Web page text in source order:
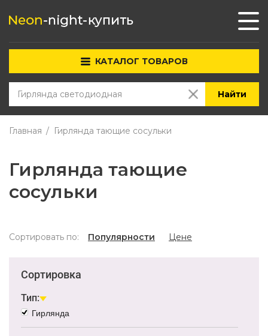
КАТАЛОГ ТОВАРОВ
Найти
Главная Гирлянда тающие сосульки
Гирлянда тающие
сосульки
Сортировать по: Популярности Цене
Сортировка
Тип:
Гирлянда